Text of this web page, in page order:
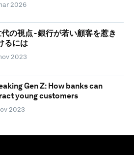
2026
の視点 - 銀行が若い顧客を惹き
るには
2023
Gen Z: How banks can
young customers
2023